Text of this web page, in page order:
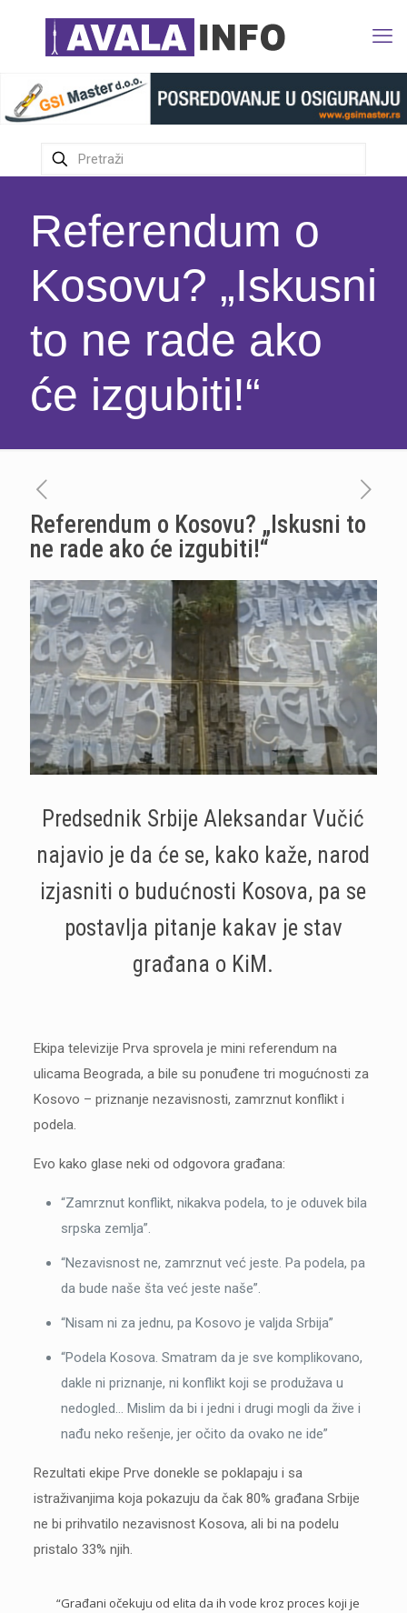
Referendum o
Kosovu? „Iskusni
to ne rade ako
će izgubiti!“
Referendum o Kosovu? „Iskusni to
ne rade ako će izgubiti!“
Predsednik Srbije Aleksandar Vučić
najavio je da će se, kako kaže, narod
izjasniti o budućnosti Kosova, pa se
postavlja pitanje kakav je stav
građana o KiM.
Ekipa televizije Prva sprovela je mini referendum na
ulicama Beograda, a bile su ponuđene tri mogućnosti za
Kosovo – priznanje nezavisnosti, zamrznut konflikt i
podela.
Evo kako glase neki od odgovora građana:
“Zamrznut konflikt, nikakva podela, to je oduvek bila
srpska zemlja”.
“Nezavisnost ne, zamrznut već jeste. Pa podela, pa
da bude naše šta već jeste naše”.
“Nisam ni za jednu, pa Kosovo je valjda Srbija”
“Podela Kosova. Smatram da je sve komplikovano,
dakle ni priznanje, ni konflikt koji se produžava u
nedogled… Mislim da bi i jedni i drugi mogli da žive i
nađu neko rešenje, jer očito da ovako ne ide”
Rezultati ekipe Prve donekle se poklapaju i sa
istraživanjima koja pokazuju da čak 80% građana Srbije
ne bi prihvatilo nezavisnost Kosova, ali bi na podelu
pristalo 33% njih.
“Građani očekuju od elita da ih vode kroz proces koji je